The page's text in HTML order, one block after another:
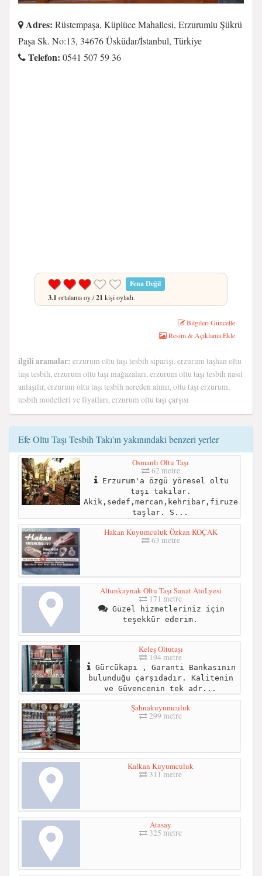
Adres: Rüstempaşa, Küplüce Mahallesi, Erzurumlu Şükrü
Paşa Sk. No:13, 34676 Üsküdar/İstanbul, Türkiye
Telefon: 0541 507 59 36
Fena Değil
3.1 ortalama oy /21 kişi oyladı.
Bilgileri Güncelle
Resim & Açıklama Ekle
ilgili aramalar: erzurum oltu taşı tesbih siparişi, erzurum taşhan oltu
taşı tesbih, erzurum oltu taşı mağazaları, erzurum oltu taşı tesbih nasıl
anlaşılır, erzurum oltu taşı tesbih nereden alınır, oltu taşı erzurum,
tesbih modelleri ve fiyatları, erzurum oltu taşı çarşısı
Efe Oltu Taşı Tesbih Takı'ın yakınındaki benzeri yerler
Osmanlı Oltu Taşı
62 metre
Erzurum'a özgü yöresel oltu
taşı takılar.
Akik,sedef,mercan,kehribar,firuze
taşlar. S...
Hakan Kuyumculuk Özkan KOÇAK
63 metre
Altunkaynak Oltu Taşı Sanat AtöLyesi
171 metre
Güzel hizmetleriniz için
teşekkür ederim.
Keleş Oltutaşı
194 metre
Gürcükapı , Garanti Bankasının
bulunduğu çarşıdadır. Kalitenin
ve Güvencenin tek adr...
Şahnakuyumculuk
299 metre
Kalkan Kuyumculuk
311 metre
Atasay
325 metre